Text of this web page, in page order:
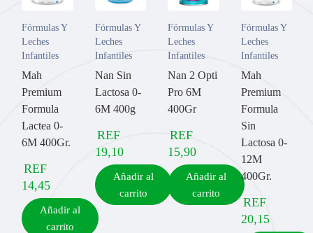
Fórmulas Y
Leches
Infantiles
Mah
Premium
Formula
Lactea 0-
6M 400Gr.
REF
14,45
Añadir al
carrito
Fórmulas Y
Leches
Infantiles
Nan Sin
Lactosa 0-
6M 400g
REF
19,10
Añadir al
carrito
Fórmulas Y
Leches
Infantiles
Nan 2 Opti
Pro 6M
400Gr
REF
15,90
Añadir al
carrito
Fórmulas Y
Leches
Infantiles
Mah
Premium
Formula
Sin
Lactosa 0-
12M
400Gr.
REF
20,15